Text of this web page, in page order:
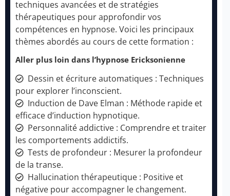
techniques avancées et de stratégies
thérapeutiques pour approfondir vos
compétences en hypnose. Voici les principaux
thèmes abordés au cours de cette formation :
Aller plus loin dans l’hypnose Ericksonienne
Dessin et écriture automatiques : Techniques
pour explorer l’inconscient.
Induction de Dave Elman : Méthode rapide et
efficace d’induction hypnotique.
Personnalité addictive : Comprendre et traiter
les comportements addictifs.
Tests de profondeur : Mesurer la profondeur
de la transe.
Hallucination thérapeutique : Positive et
négative pour accompagner le changement.